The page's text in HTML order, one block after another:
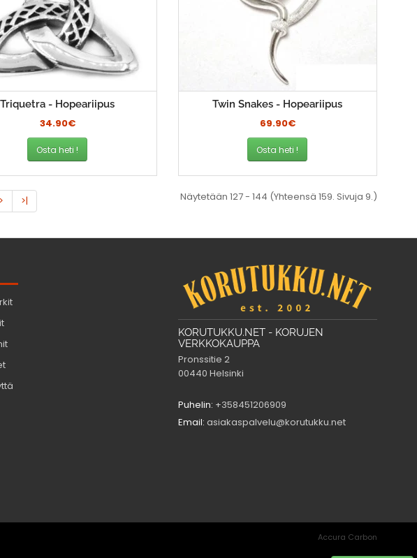
Triquetra - Hopeariipus
34.90€
Osta heti !
Twin Snakes - Hopeariipus
69.90€
Osta heti !
> >| Näytetään 127 - 144 (Yhteensä 159. Sivuja 9.)
KORUTUKKU.NET - KORUJEN
VERKKOKAUPPA
Pronssitie 2
00440 Helsinki
Puhelin: +358451206909
Email: asiakaspalvelu@korutukku.net
Accura Carbon